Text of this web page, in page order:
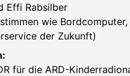
Effi Rabsilber
wie
der Zukunft)
für die ARD-